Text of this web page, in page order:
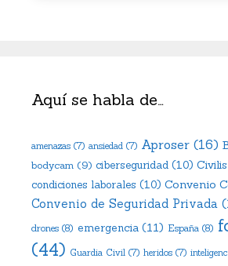
Aquí se habla de…
amenazas (7) ansiedad (7) Aproser (16)
bodycam (9) ciberseguridad (10)
condiciones laborales (10) Convenio
Convenio de Seguridad Privada
drones (8) emergencia (11) España (8)
(44) Guardia Civil (7) heridos (7)